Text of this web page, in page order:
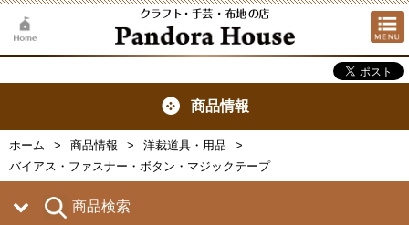
商品情報
ホーム 商品情報
洋裁道具・用品
バイアス・ファスナー・ボタン・マジックテープ
商品検索